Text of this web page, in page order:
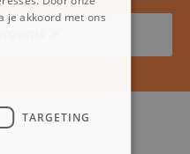
>
je akkoord met ons
TARGETING